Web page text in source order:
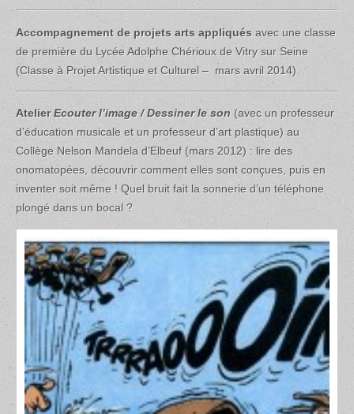
Accompagnement de projets arts appliqués avec une classe
de première du Lycée Adolphe Chérioux de Vitry sur Seine
(Classe à Projet Artistique et Culturel – mars avril 2014)
Atelier Ecouter l’image / Dessiner le son (avec un professeur
d’éducation musicale et un professeur d’art plastique) au
Collège Nelson Mandela d’Elbeuf (mars 2012) : lire des
onomatopées, découvrir comment elles sont conçues, puis en
inventer soit même ! Quel bruit fait la sonnerie d’un téléphone
plongé dans un bocal ?